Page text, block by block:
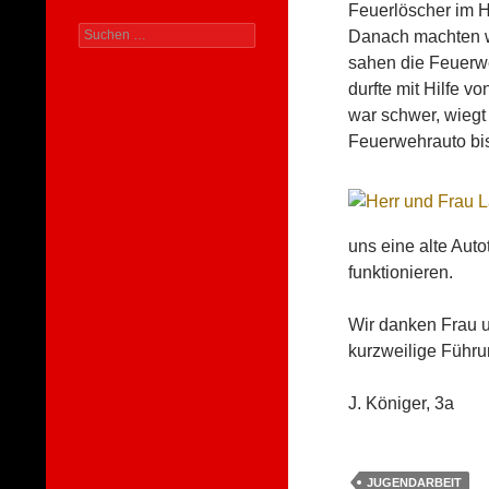
Feuerlöscher im
Danach machten
sahen die
durfte mit Hilfe
war schwer,
Feuerwehrauto
uns eine alte
funktionieren.
Wir danken Frau
kurzweilige
J. Königer, 3a
JUGENDARBEIT
Suchen
nach: